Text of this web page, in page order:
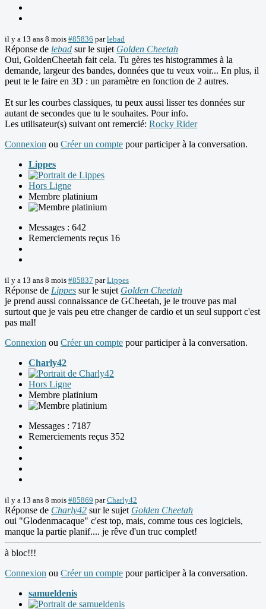
il y a 13 ans 8 mois #85836 parlebad
Réponse de lebad sur le sujet Golden Cheetah
Oui, GoldenCheetah fait cela. Tu gères tes histogrammes à la
demande, largeur des bandes, données que tu veux voir... En plus, il
peut te le faire en 3D : un paramètre en fonction de 2 autres.
Et sur les courbes classiques, tu peux aussi lisser tes données sur
autant de secondes que tu le souhaites. Pour info.
Les utilisateur(s) suivant ont remercié: Rocky Rider
Connexion ou Créer un compte pour participer à la conversation.
Lippes
Hors Ligne
Membre platinium
Messages : 642
Remerciements reçus 16
il y a 13 ans 8 mois #85837 parLippes
Réponse de Lippes sur le sujet Golden Cheetah
je prend aussi connaissance de GCheetah, je le trouve pas mal
surtout que je vais peu etre changer de cardio et un seul support c'est
pas mal!
Connexion ou Créer un compte pour participer à la conversation.
Charly42
Hors Ligne
Membre platinium
Messages : 7187
Remerciements reçus 352
il y a 13 ans 8 mois #85869 parCharly42
Réponse de Charly42 sur le sujet Golden Cheetah
oui "Glodenmacaque" c'est top, mais, comme tous ces logiciels,
manque la partie planif.... je rêve d'un truc complet!
à bloc!!!
Connexion ou Créer un compte pour participer à la conversation.
samueldenis